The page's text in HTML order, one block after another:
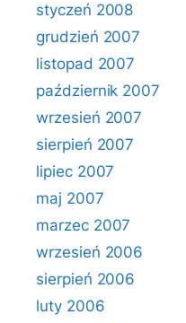
styczeń 2008
grudzień 2007
listopad 2007
październik 2007
wrzesień 2007
sierpień 2007
lipiec 2007
maj 2007
marzec 2007
wrzesień 2006
sierpień 2006
luty 2006